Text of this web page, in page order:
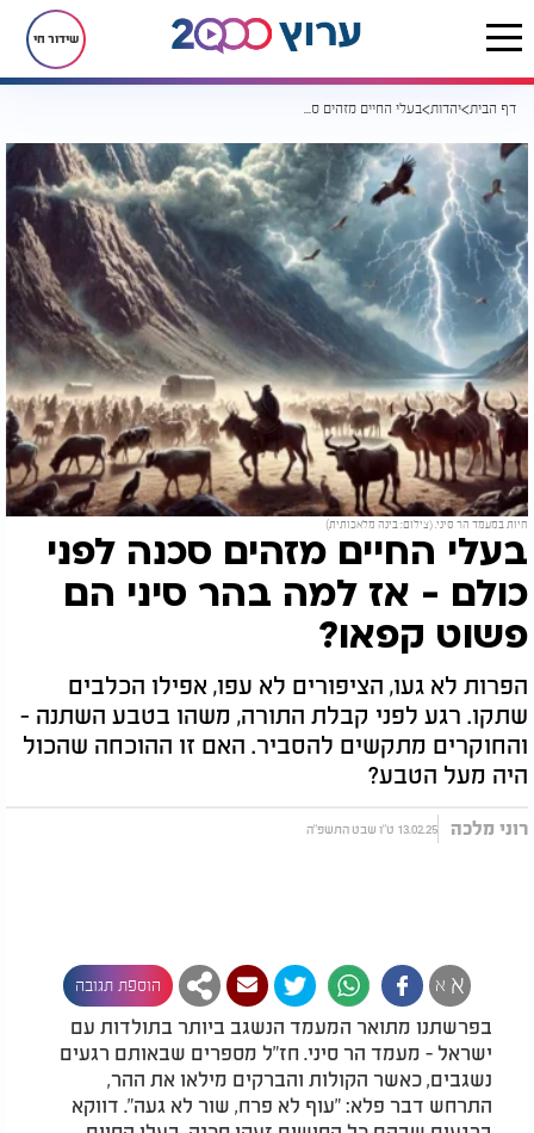
שידור חי
דף הבית יהדות בעלי החיים מזהים סכנה לפני כולם - אז למה בהר סיני הם פשוט קפאו?
חיות במעמד הר סיני. (צילום: בינה מלאכותית)
בעלי החיים מזהים סכנה לפני
כולם - אז למה בהר סיני הם
פשוט קפאו?
הפרות לא געו, הציפורים לא עפו, אפילו הכלבים
שתקו. רגע לפני קבלת התורה, משהו בטבע השתנה -
והחוקרים מתקשים להסביר. האם זו ההוכחה שהכול
היה מעל הטבע?
רוני מלכה 13.02.25 ט"ו שבט התשפ"ה
א א הוספת תגובה
בפרשתנו מתואר המעמד הנשגב ביותר בתולדות עם
ישראל - מעמד הר סיני. חז"ל מספרים שבאותם רגעים
נשגבים, כאשר הקולות והברקים מילאו את ההר,
התרחש דבר פלא: "עוף לא פרח, שור לא געה". דווקא